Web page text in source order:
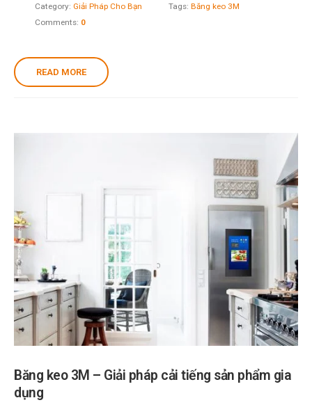
Category: Giải Pháp Cho Bạn Tags: Băng keo 3M
Comments: 0
READ MORE
Băng keo 3M – Giải pháp cải tiếng sản phẩm gia
dụng